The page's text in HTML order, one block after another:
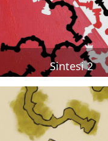
Sintesi 2